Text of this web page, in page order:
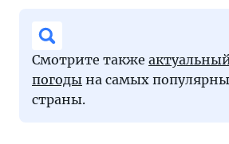
Смотрите также
погоды на самых
страны.